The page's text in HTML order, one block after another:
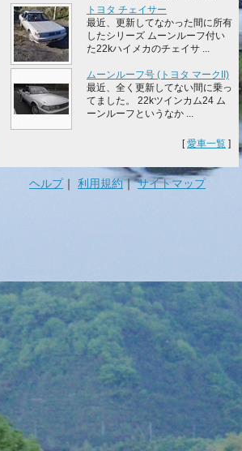
トヨタ チェイサー
最近、更新してなかった間に所有
したシリーズ ムーンルーフ付い
た22kハイメカのチェイサ ...
ムーンルーフ号 (トヨタ マークII)
最近、全く更新してない間に乗っ
てました。 22kツインカム24 ム
ーンルーフというなか ...
[愛車一覧 ]
ヘルプ｜ 利用規約｜サイトマップ